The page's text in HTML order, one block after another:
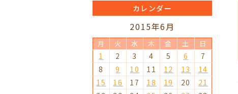
カレンダー
2015年6月
月 火 水 木 金 土 日
1 2 3 4 5 6
7
8
9 10 11 12 13
14
15
16 17 18 19 20
21